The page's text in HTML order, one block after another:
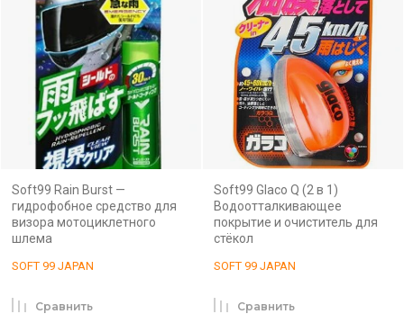
Soft99 Rain Burst —
гидрофобное средство для
визора мотоциклетного
шлема
SOFT 99 JAPAN
Сравнить
Soft99 Glaco Q (2 в 1)
Водоотталкивающее
покрытие и очиститель для
стёкол
SOFT 99 JAPAN
Сравнить